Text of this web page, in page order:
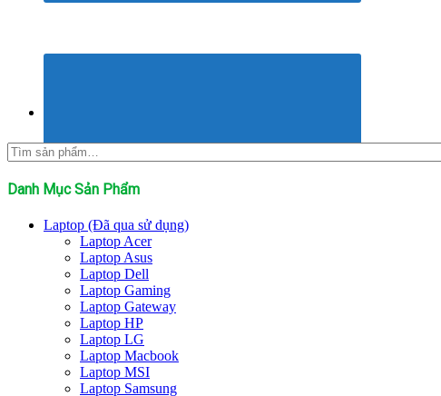
Tìm
kiếm:
Danh Mục Sản Phẩm
Laptop (Đã qua sử dụng)
Laptop Acer
Laptop Asus
Laptop Dell
Laptop Gaming
Laptop Gateway
Laptop HP
Laptop LG
Laptop Macbook
Laptop MSI
Laptop Samsung